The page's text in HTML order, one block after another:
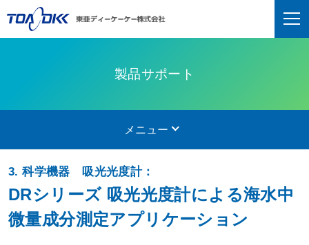
製品サポート
メニュー
3. 科学機器 吸光光度計：
DRシリーズ 吸光光度計による海水中
微量成分測定アプリケーション